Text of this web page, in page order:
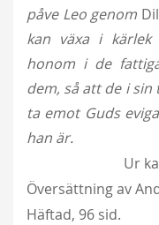
påve Leo genom
kan växa i
honom i de
dem, så att de i sin
ta emot Guds
han är.
Ur
Översättning av
Häftad, 96 sid.